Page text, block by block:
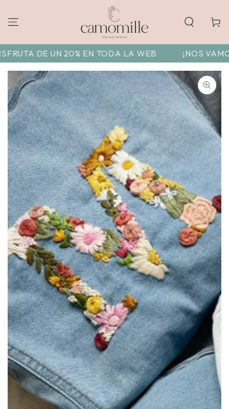
Carrito
DE UN 20% EN TODA LA WEB ¡NOS